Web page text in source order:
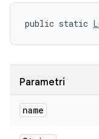
public static
Parametri
name